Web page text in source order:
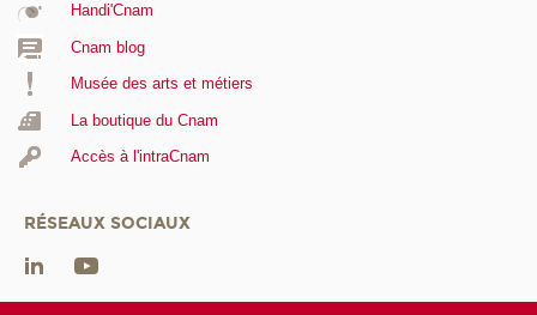
Handi'Cnam
Cnam blog
Musée des arts et métiers
La boutique du Cnam
Accès à l'intraCnam
RÉSEAUX SOCIAUX